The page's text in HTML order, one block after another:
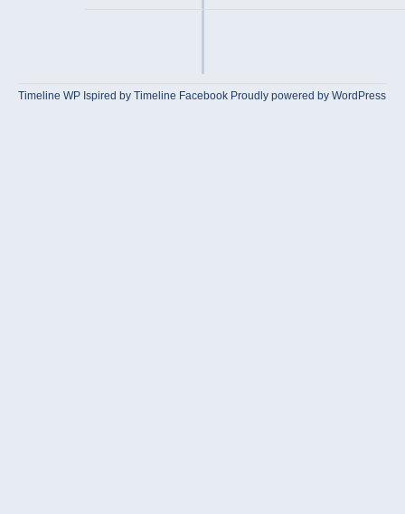
Timeline WP Ispired byTimeline Facebook Proudly powered by WordPress